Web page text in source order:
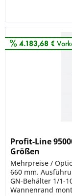
4.183,68 €
Profit-Line
Größen
Mehrpreise /
660 mm.
GN-Behälter 1/1-
Wannenrand